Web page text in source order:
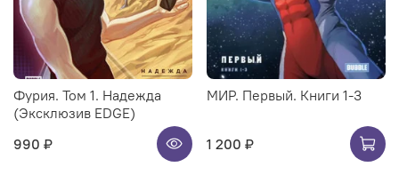
Фурия. Том 1. Надежда
(Эксклюзив EDGE)
990 ₽
МИР. Первый. Книги 1-3
1 200 ₽